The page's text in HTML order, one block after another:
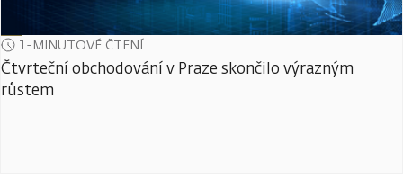
1-MINUTOVÉ ČTENÍ
Čtvrteční obchodování v Praze skončilo výrazným
růstem